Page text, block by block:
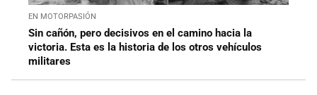
EN MOTORPASIÓN
Sin cañón, pero decisivos en el camino hacia la
victoria. Esta es la historia de los otros vehículos
militares